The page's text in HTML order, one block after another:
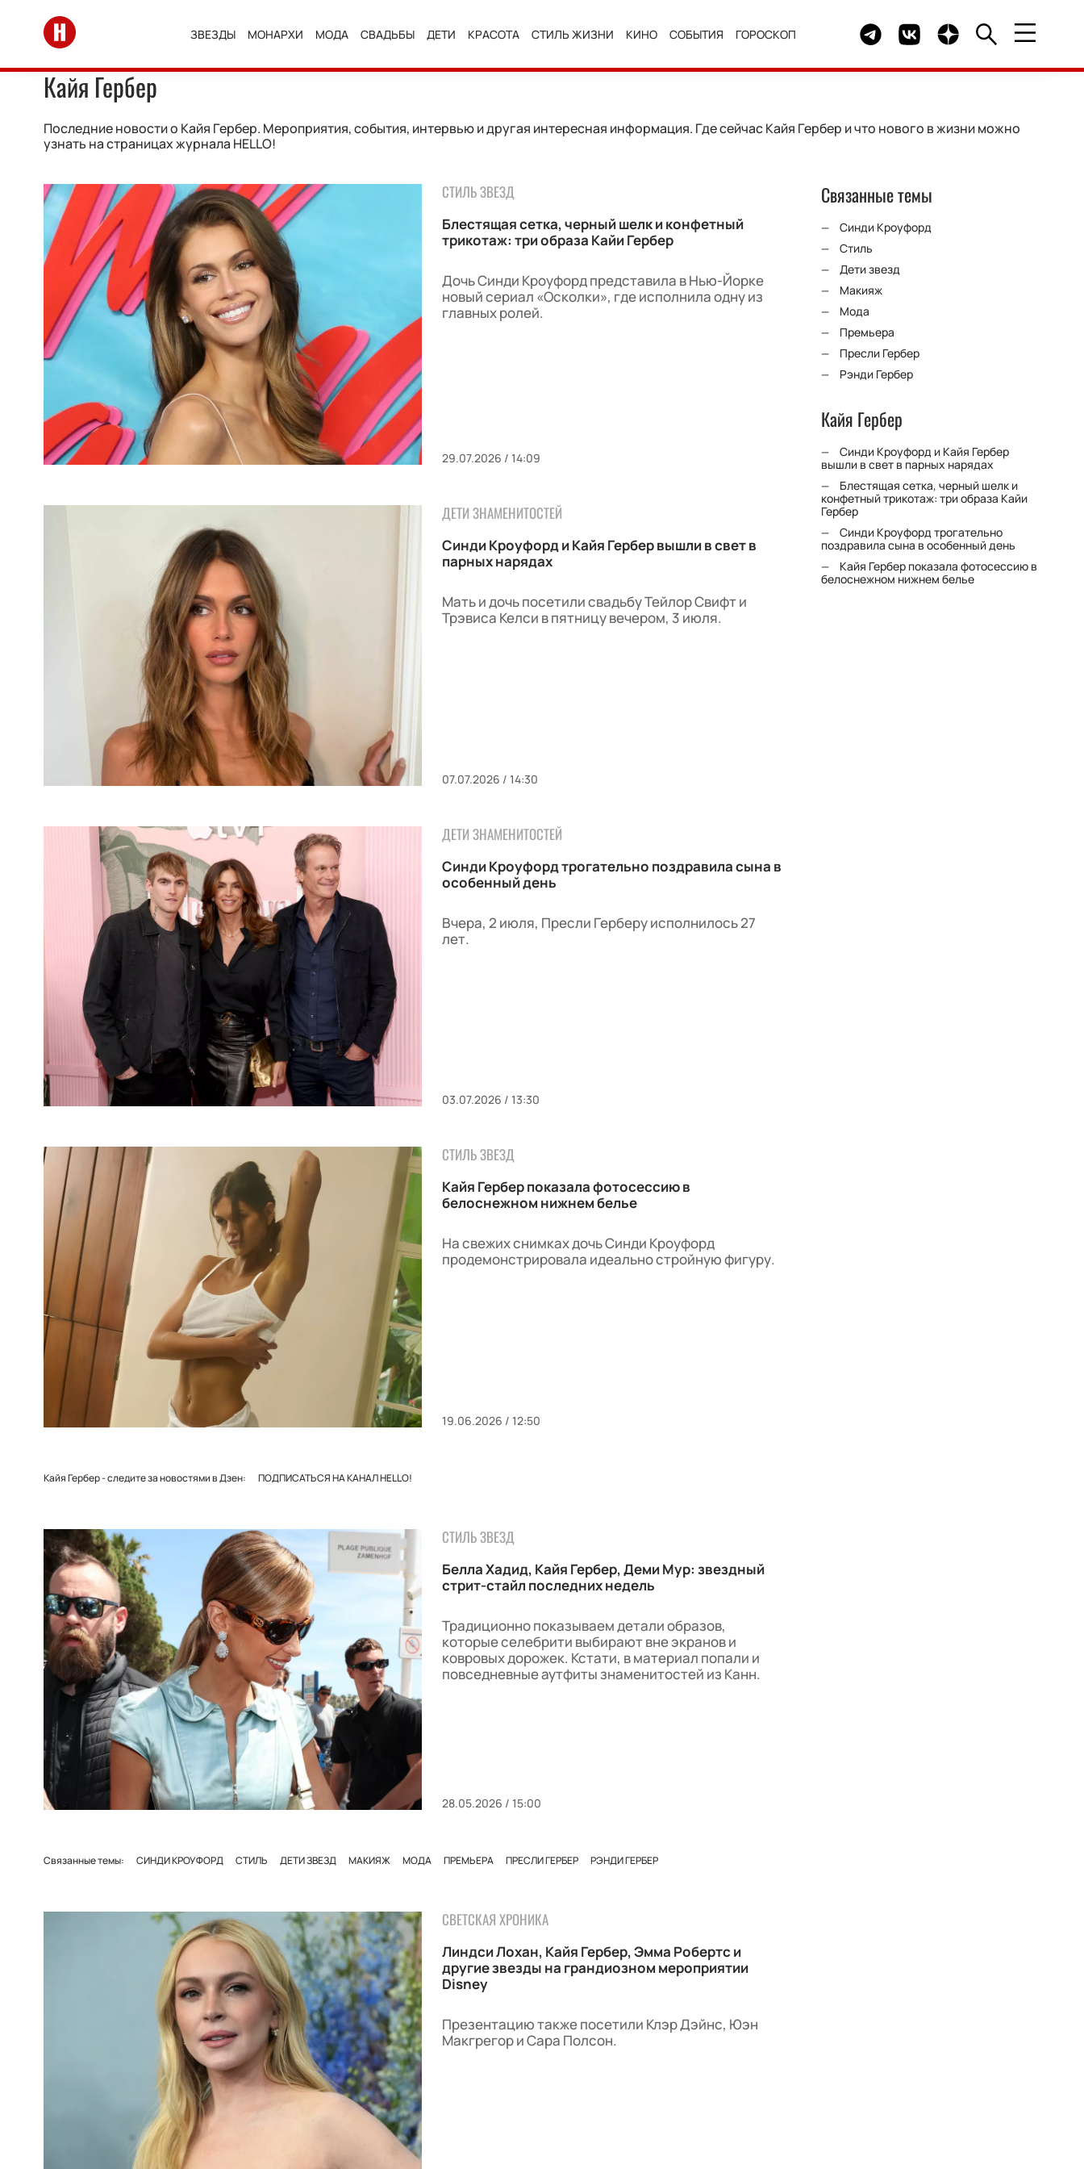
Перейти на главную
ЗВЕЗДЫ МОНАРХИ МОДА СВАДЬБЫ ДЕТИ КРАСОТА СТИЛЬ ЖИЗНИ КИНО СОБЫТИЯ ГОРОСКОП Telegram канал HELLO
Группа HELLO Вконтакте
Канал HELLO в Дзен
Кайя Гербер
Последние новости о Кайя Гербер. Мероприятия, события, интервью и другая интересная информация. Где сейчас Кайя Гербер и что нового в жизни можно
узнать на страницах журнала HELLO!
СТИЛЬ ЗВЕЗД
Блестящая сетка, черный шелк и конфетный
трикотаж: три образа Кайи Гербер
Дочь Синди Кроуфорд представила в Нью-Йорке
новый сериал «Осколки», где исполнила одну из
главных ролей.
29.07.2026 / 14:09
ДЕТИ ЗНАМЕНИТОСТЕЙ
Синди Кроуфорд и Кайя Гербер вышли в свет в
парных нарядах
Мать и дочь посетили свадьбу Тейлор Свифт и
Трэвиса Келси в пятницу вечером, 3 июля.
07.07.2026 / 14:30
ДЕТИ ЗНАМЕНИТОСТЕЙ
Синди Кроуфорд трогательно поздравила сына в
особенный день
Вчера, 2 июля, Пресли Герберу исполнилось 27
лет.
03.07.2026 / 13:30
СТИЛЬ ЗВЕЗД
Кайя Гербер показала фотосессию в
белоснежном нижнем белье
На свежих снимках дочь Синди Кроуфорд
продемонстрировала идеально стройную фигуру.
19.06.2026 / 12:50
Кайя Гербер - следите за новостями в Дзен: ПОДПИСАТЬСЯ НА КАНАЛ HELLO!
СТИЛЬ ЗВЕЗД
Белла Хадид, Кайя Гербер, Деми Мур: звездный
стрит-стайл последних недель
Традиционно показываем детали образов,
которые селебрити выбирают вне экранов и
ковровых дорожек. Кстати, в материал попали и
повседневные аутфиты знаменитостей из Канн.
28.05.2026 / 15:00
Связанные темы: СИНДИ КРОУФОРД СТИЛЬ ДЕТИ ЗВЕЗД МАКИЯЖ МОДА ПРЕМЬЕРА ПРЕСЛИ ГЕРБЕР РЭНДИ ГЕРБЕР
СВЕТСКАЯ ХРОНИКА
Линдси Лохан, Кайя Гербер, Эмма Робертс и
другие звезды на грандиозном мероприятии
Disney
Презентацию также посетили Клэр Дэйнс, Юэн
Макгрегор и Сара Полсон.
Связанные темы
Синди Кроуфорд
Стиль
Дети звезд
Макияж
Мода
Премьера
Пресли Гербер
Рэнди Гербер
Кайя Гербер
Синди Кроуфорд и Кайя Гербер
вышли в свет в парных нарядах
Блестящая сетка, черный шелк и
конфетный трикотаж: три образа Кайи
Гербер
Синди Кроуфорд трогательно
поздравила сына в особенный день
Кайя Гербер показала фотосессию в
белоснежном нижнем белье